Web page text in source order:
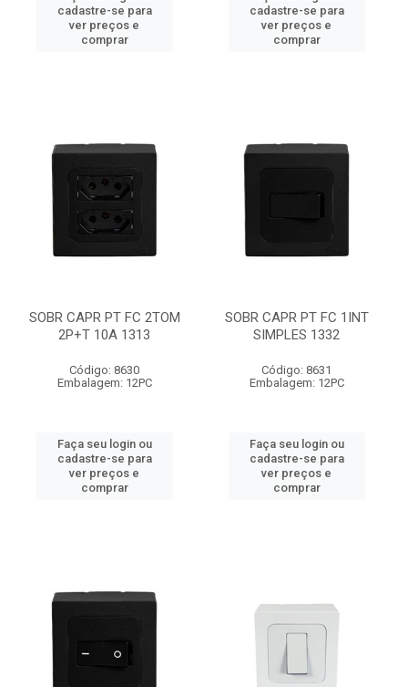
cadastre-se para
ver preços e
comprar
cadastre-se para
ver preços e
comprar
SOBR CAPR PT FC 2TOM
2P+T 10A 1313
Código: 8630
Embalagem: 12PC
Faça seu login ou
cadastre-se para
ver preços e
comprar
SOBR CAPR PT FC 1INT
SIMPLES 1332
Código: 8631
Embalagem: 12PC
Faça seu login ou
cadastre-se para
ver preços e
comprar